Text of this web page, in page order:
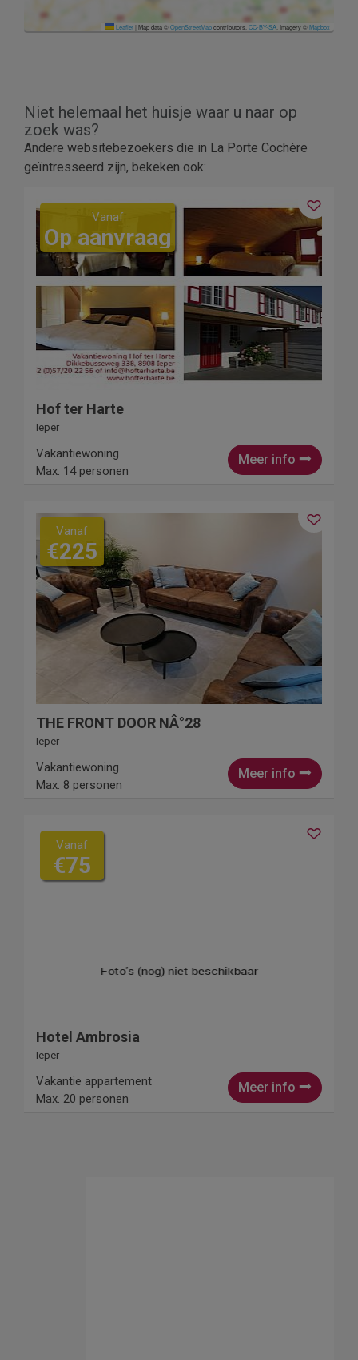
Leaflet| Map data ©OpenStreetMapcontributors, CC-BY-SA , Imagery ©Mapbox
Niet helemaal het huisje waar u naar op
zoek was?
Andere websitebezoekers die in La Porte Cochère
geïntresseerd zijn, bekeken ook:
Vanaf
Op aanvraag
Hof ter Harte
Ieper
Meer info
Vakantiewoning
Max. 14 personen
Vanaf
€225
THE FRONT DOOR NÂ°28
Ieper
Meer info
Vakantiewoning
Max. 8 personen
Vanaf
€75
Hotel Ambrosia
Ieper
Meer info
Vakantie appartement
Max. 20 personen